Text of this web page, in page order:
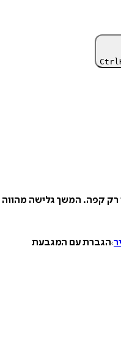
Ctrl
רק קפה. המשך גלישה מהווה
הגברת עם המגבעת